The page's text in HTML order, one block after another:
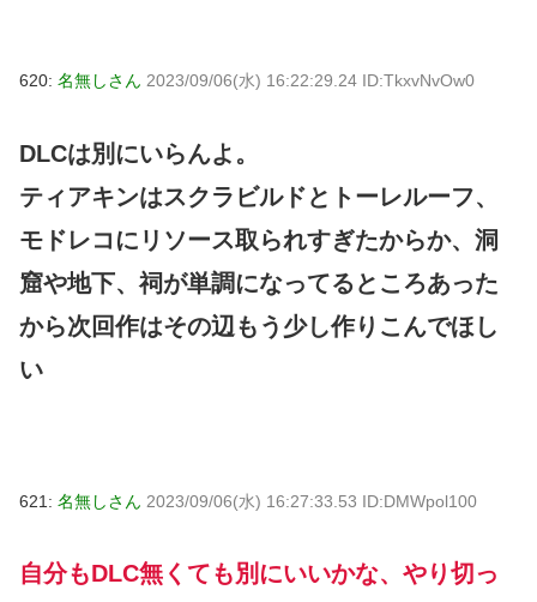
620: 名無しさん 2023/09/06(水) 16:22:29.24 ID:TkxvNvOw0
DLCは別にいらんよ。
ティアキンはスクラビルドとトーレルーフ、
モドレコにリソース取られすぎたからか、洞
窟や地下、祠が単調になってるところあった
から次回作はその辺もう少し作りこんでほし
い
621: 名無しさん 2023/09/06(水) 16:27:33.53 ID:DMWpol100
自分もDLC無くても別にいいかな、やり切っ